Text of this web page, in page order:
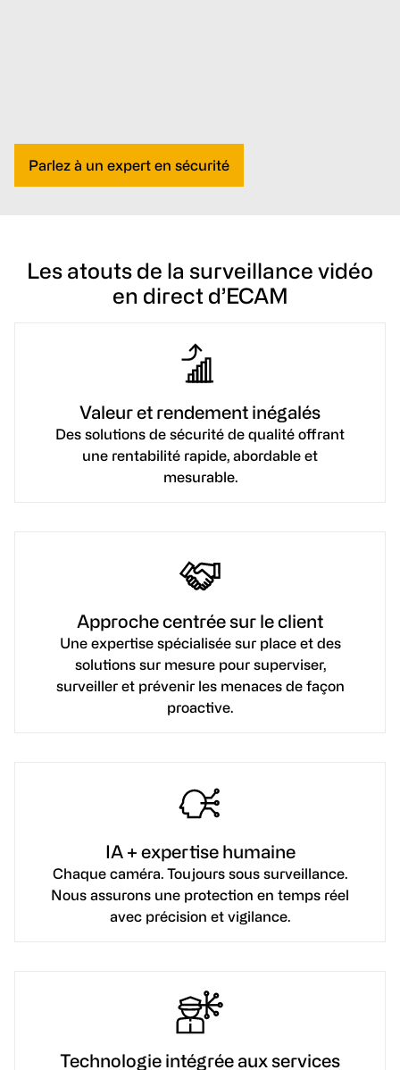
Parlez à un expert en sécurité
Les atouts de la surveillance vidéo
en direct d’ECAM
Valeur et rendement inégalés
Des solutions de sécurité de qualité offrant
une rentabilité rapide, abordable et
mesurable.
Approche centrée sur le client
Une expertise spécialisée sur place et des
solutions sur mesure pour superviser,
surveiller et prévenir les menaces de façon
proactive.
IA + expertise humaine
Chaque caméra. Toujours sous surveillance.
Nous assurons une protection en temps réel
avec précision et vigilance.
Technologie intégrée aux services